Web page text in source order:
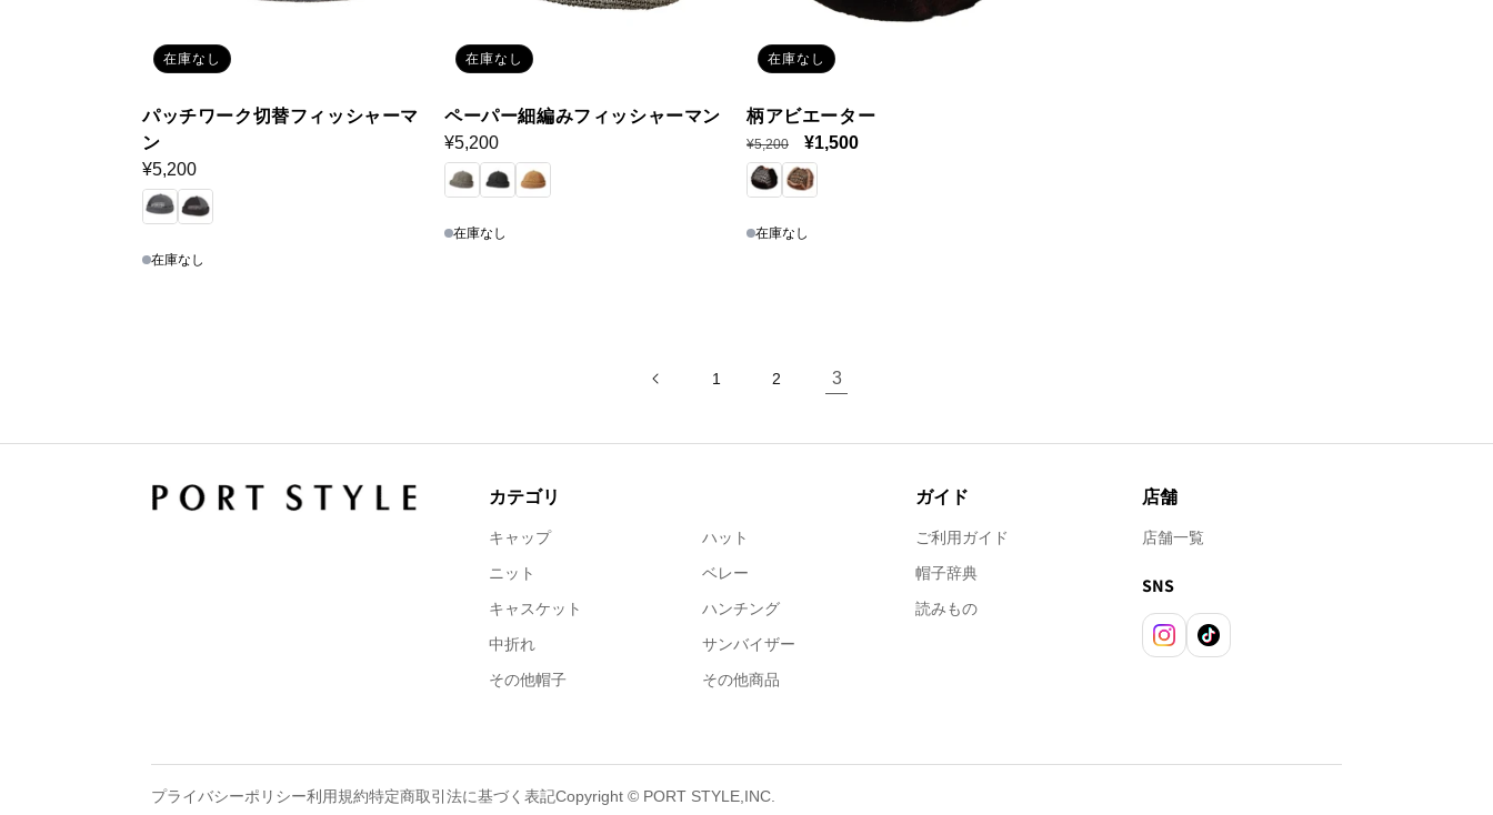
在庫なし
パッチワーク切替フィッシャーマ
ン
通
常
価
格
¥5,200
在庫なし
在庫なし
ペーパー細編みフィッシャーマン
通
常
価
格
¥5,200
在庫なし
在庫なし
柄アビエーター
通
常
価
格
¥5,200
セ
ー
ル
¥1,500
在庫なし
1 2 3
カテゴリ
キャップ
ハット
ニット
ベレー
キャスケット
ハンチング
中折れ
サンバイザー
その他帽子
その他商品
ガイド
ご利用ガイド
帽子辞典
読みもの
店舗
店舗一覧
SNS
Instagram
TikTok
プライバシーポリシー利用規約特定商取引法に基づく表記Copyright © PORT STYLE,INC.